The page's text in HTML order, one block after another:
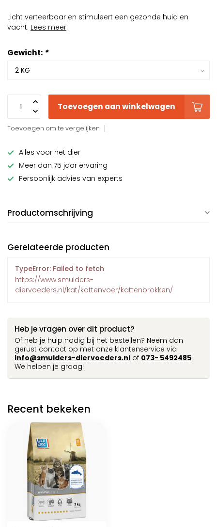
Licht verteerbaar en stimuleert een gezonde huid en
vacht. Lees meer.
Gewicht: *
Toevoegen aan winkelwagen
Toevoegen om te vergelijken
Alles voor het dier
Meer dan 75 jaar ervaring
Persoonlijk advies van experts
Productomschrijving
Gerelateerde producten
TypeError: Failed to fetch
https://www.smulders-
diervoeders.nl/kat/kattenvoer/kattenbrokken/
Heb je vragen over dit product?
Of heb je hulp nodig bij het bestellen? Neem dan
gerust contact op met onze klantenservice via
info@smulders-diervoeders.nl of 073- 5492485.
We helpen je graag!
Recent bekeken